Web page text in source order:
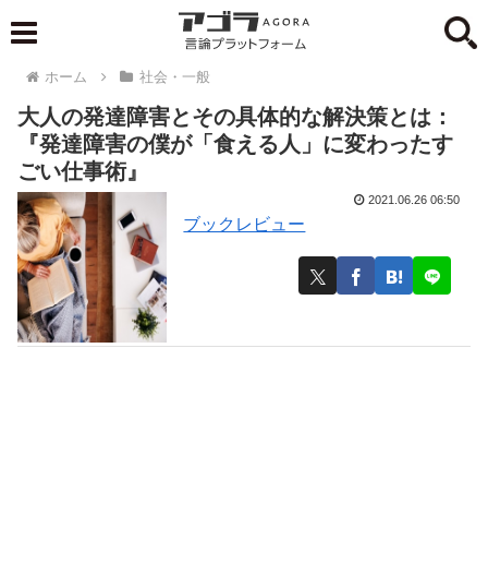
ホーム 社会・一般
大人の発達障害とその具体的な解決策とは：
『発達障害の僕が「食える人」に変わったす
ごい仕事術』
ブックレビュー
2021.06.26 06:50